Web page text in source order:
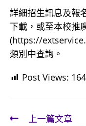
詳細招生訊息及報
下載，或至本校推
(https://
類別中查詢。
Post Views: 164
Read上一篇文章